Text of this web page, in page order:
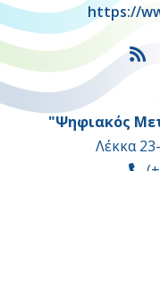
https://
"Ψηφιακός
Λέκκα